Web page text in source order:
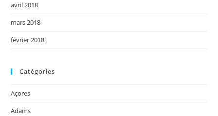
avril 2018
mars 2018
février 2018
Catégories
Açores
Adams